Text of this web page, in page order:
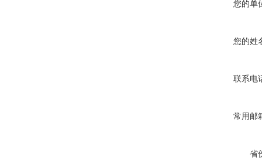
您的单
您的姓
联系电
常用邮
省